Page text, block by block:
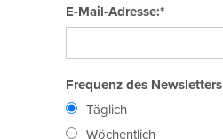
E-Mail-Adresse:*
Frequenz des Newsletters
Täglich
Wöchentlich